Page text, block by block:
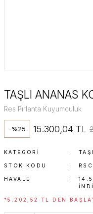
TAŞLI ANANAS
Res Pırlanta Kuyumculuk
-%25 15.300,04 TL
KATEGORI
STOK KODU
HAVALE
*5.202,52 TL DEN